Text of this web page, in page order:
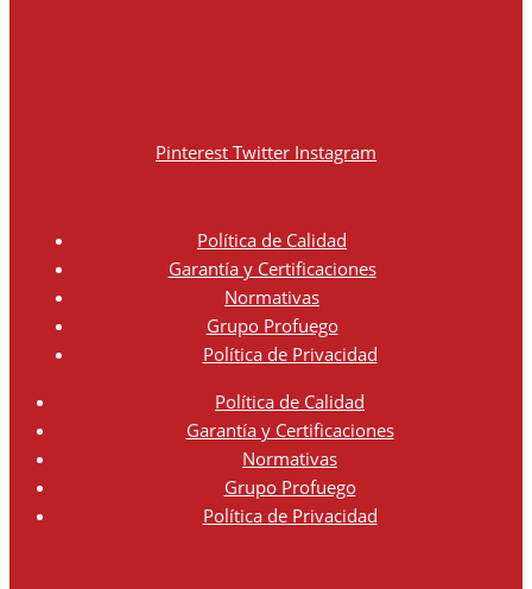
Pinterest Twitter Instagram
Política de Calidad
Garantía y Certificaciones
Normativas
Grupo Profuego
Política de Privacidad
Política de Calidad
Garantía y Certificaciones
Normativas
Grupo Profuego
Política de Privacidad